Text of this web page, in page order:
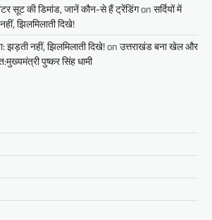
सूट की डिमांड, जानें कौन-से हैं ट्रेंडिंगonसर्दियों में
झिलमिलाती दिखे!
झड़ती नहीं, झिलमिलाती दिखे!onउत्तराखंड बना खेल और
पुष्कर सिंह धामी